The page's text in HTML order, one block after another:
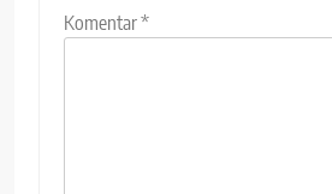
Komentar*